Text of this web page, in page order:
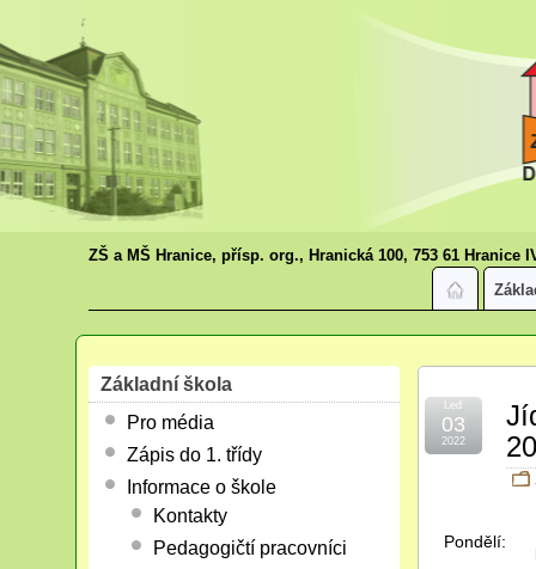
ZŠ a MŠ Hranice, přísp. org., Hranická 100, 753 61 Hranice
Led
03
2022
Pondělí:
Základní škola
Pro média
Zápis do 1. třídy
Informace o škole
Kontakty
Pedagogičtí pracovníci